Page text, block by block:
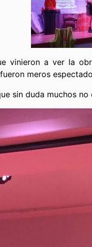
vinieron a ver la
meros
sin duda muchos